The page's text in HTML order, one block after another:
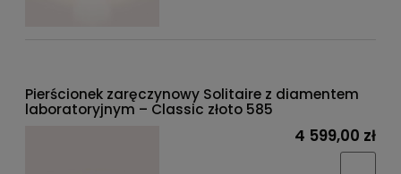
Pierścionek zaręczynowy Solitaire z diamentem
laboratoryjnym – Classic złoto 585
4 599,00 zł